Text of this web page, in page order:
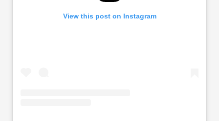
View this post on Instagram